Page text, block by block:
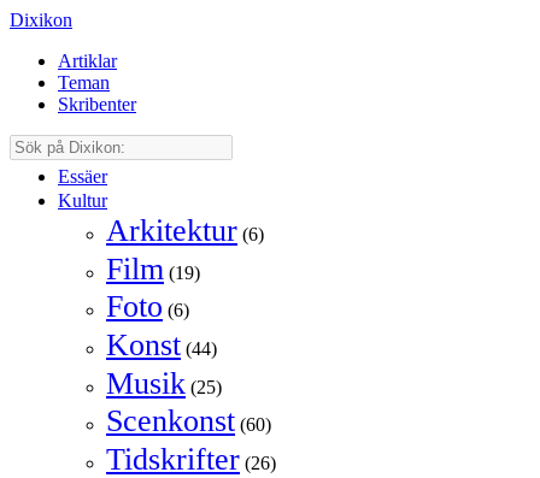
Dixikon
Artiklar
Teman
Skribenter
Essäer
Kultur
Arkitektur (6)
Film (19)
Foto (6)
Konst (44)
Musik (25)
Scenkonst (60)
Tidskrifter (26)